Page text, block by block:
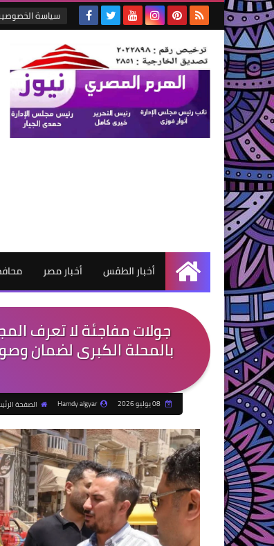
سياسة
الرئيسية
أخبار الطقس أخبار مصر
جولات مفاجئة لا تعرف
بالمحلة الكبرى لضمان
08 يوليو 2026 Hamdy algyar الصفحة